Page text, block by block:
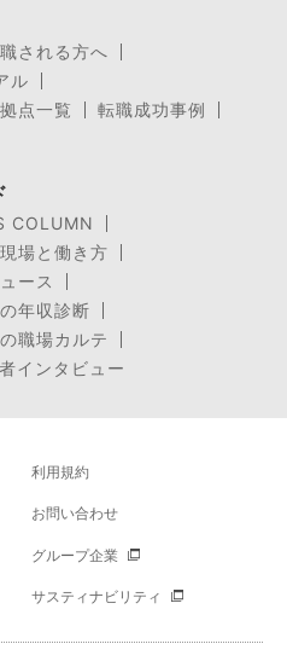
される方へ
ル
拠点一覧
転職成功事例
COLUMN
場と働き方
ース
年収診断
職場カルテ
インタビュー
利用規約
お問い合わせ
グループ企業
サスティナビリティ